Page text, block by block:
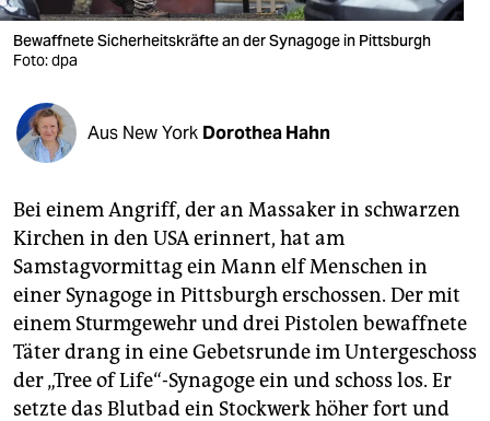
verlag
veranstaltungen
shop
fragen & hilfe
abo
genossenschaft
epaper login
Bewaffnete Sicherheitskräfte an der Synagoge in Pittsburgh
Foto: dpa
Aus New York Dorothea Hahn
Bei einem Angriff, der an Massaker in schwarzen
Kirchen in den USA erinnert, hat am
Samstagvormittag ein Mann elf Menschen in
einer Synagoge in Pittsburgh erschossen. Der mit
einem Sturmgewehr und drei Pistolen bewaffnete
Täter drang in eine Gebetsrunde im Untergeschoss
der „Tree of Life“-Synagoge ein und schoss los. Er
setzte das Blutbad ein Stockwerk höher fort und